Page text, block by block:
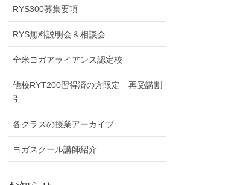
RYS300募集要項
RYS無料説明会＆相談会
全米ヨガアライアンス認定校
他校RYT200習得済の方限定 再受講割
引
各クラスの授業アーカイブ
ヨガスクール講師紹介